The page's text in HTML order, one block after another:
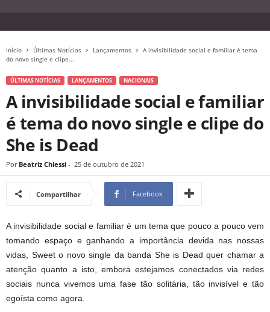
Início Últimas Notícias Lançamentos
A invisibilidade social e familiar é tema
do novo single e clipe...
ÚLTIMAS NOTÍCIAS LANÇAMENTOS NACIONAIS
A invisibilidade social e familiar
é tema do novo single e clipe do
She is Dead
Por Beatriz Chiessi - 25 de outubro de 2021
Compartilhar Facebook
A invisibilidade social e familiar é um tema que pouco a pouco vem
tomando espaço e ganhando a importância devida nas nossas
vidas, Sweet o novo single da banda She is Dead quer chamar a
atenção quanto a isto, embora estejamos conectados via redes
sociais nunca vivemos uma fase tão solitária, tão invisível e tão
egoísta como agora.